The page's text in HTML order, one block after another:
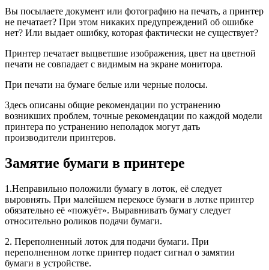
Вы посылаете документ или фотографию на печать, а принтер
не печатает? При этом никаких предупреждений об ошибке
нет? Или выдает ошибку, которая фактически не существует?
Принтер печатает выцветшие изображения, цвет на цветной
печати не совпадает с видимым на экране монитора.
При печати на бумаге белые или черные полосы.
Здесь описаны общие рекомендации по устранению
возникших проблем, точные рекомендации по каждой модели
принтера по устранению неполадок могут дать
производители принтеров.
Замятие бумаги в принтере
1.Неправильно положили бумагу в лоток, её следует
выровнять. При малейшем перекосе бумаги в лотке принтер
обязательно её «пожуёт». Выравнивать бумагу следует
относительно роликов подачи бумаги.
2. Переполненный лоток для подачи бумаги. При
переполненном лотке принтер подает сигнал о замятии
бумаги в устройстве.